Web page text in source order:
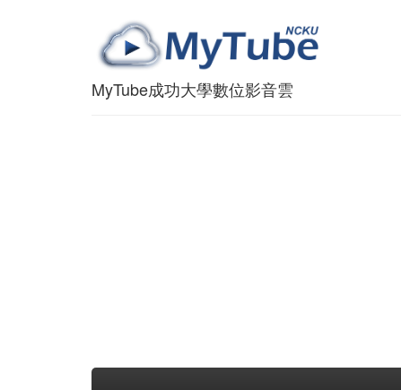
MyTube成功大學數位影音雲